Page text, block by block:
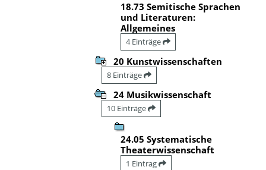
18.73 Semitische Sprachen
und Literaturen:
Allgemeines
4 Einträge
20 Kunstwissenschaften
8 Einträge
24 Musikwissenschaft
10 Einträge
24.05 Systematische
Theaterwissenschaft
1 Eintrag